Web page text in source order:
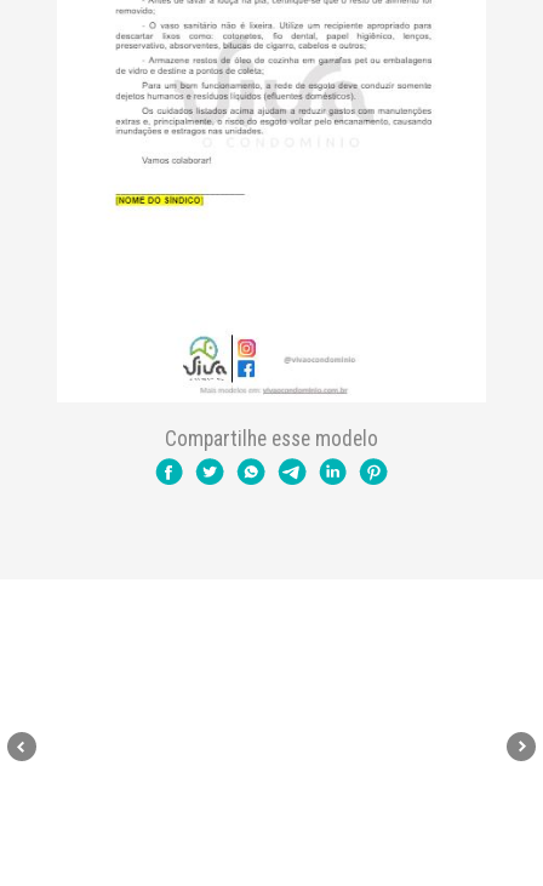
Compartilhe esse modelo